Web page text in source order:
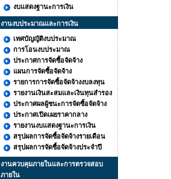
งบแสดงฐานะการเงิน
งานงบประมาณและการเงิน
เทศบัญญัติงบประมาณ
การโอนงบประมาณ
ประกาศการจัดซื้อจัดจ้าง
แผนการจัดซื้อจัดจ้าง
รายการการจัดซื้อจัดจ้างงบลงทุน
รายงานเงินสะสมและเงินทุนสำรอง
ประกาศผลผู้ชนะการจัดซื้อจัดจ้าง
ประกาศเปิดเผยราคากลาง
รายงานงบแสดงฐานะการเงิน
สรุปผลการจัดซื้อจัดจ้างรายเดือน
สรุปผลการจัดซื้อจัดจ้างประจำปี
งานควบคุมภายในและการตรวจสอบ
ภายใน